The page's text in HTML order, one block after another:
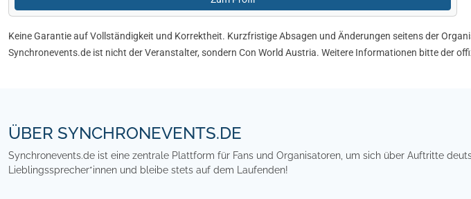
Keine Garantie auf Vollständigkeit und Korrektheit. Kurzfristige Absagen und Änderungen seitens der
Synchronevents.de ist nicht der Veranstalter, sondern Con World Austria. Weitere Informationen bitte der
ÜBER SYNCHRONEVENTS.DE
Synchronevents.de ist eine zentrale Plattform für Fans und Organisatoren, um sich über Auftritte
Lieblingssprecher*innen und bleibe stets auf dem Laufenden!